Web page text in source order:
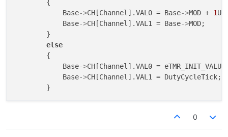
        {
            Base
->CH[Channel].VAL0 = Base->MOD + 1U;
            Base
->CH[Channel].VAL1 = Base->MOD;
        }
else
        {
            Base
->CH[Channel].VAL0 =
            Base
->CH[Channel].VAL1 = DutyCycleTick;
        }
0